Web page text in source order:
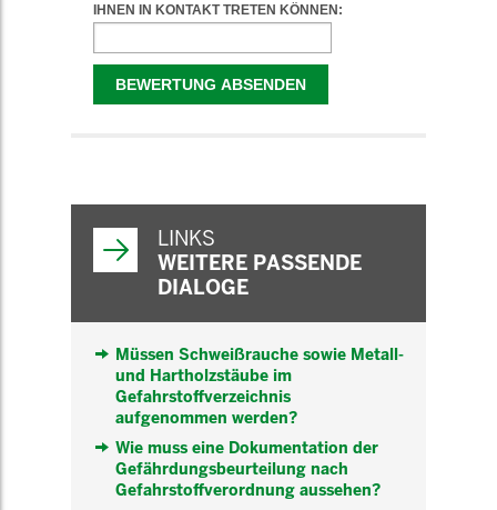
LINKS
WEITERE PASSENDE
DIALOGE
Müssen Schweißrauche sowie Metall-
und Hartholzstäube im
Gefahrstoffverzeichnis
aufgenommen werden?
Wie muss eine Dokumentation der
Gefährdungsbeurteilung nach
Gefahrstoffverordnung aussehen?